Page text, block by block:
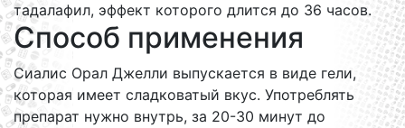
тадалафил, эффект которого длится до 36 часов.
Способ применения
Сиалис Орал Джелли выпускается в виде гели,
которая имеет сладковатый вкус. Употреблять
препарат нужно внутрь, за 20-30 минут до